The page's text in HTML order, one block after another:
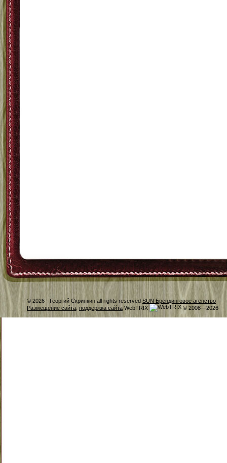
© 2026 - Георгий Скрипкин all rights reserved SUN Брендинговое агенство
Размещение сайта, поддержка сайта WebTRIX © 2008—2026